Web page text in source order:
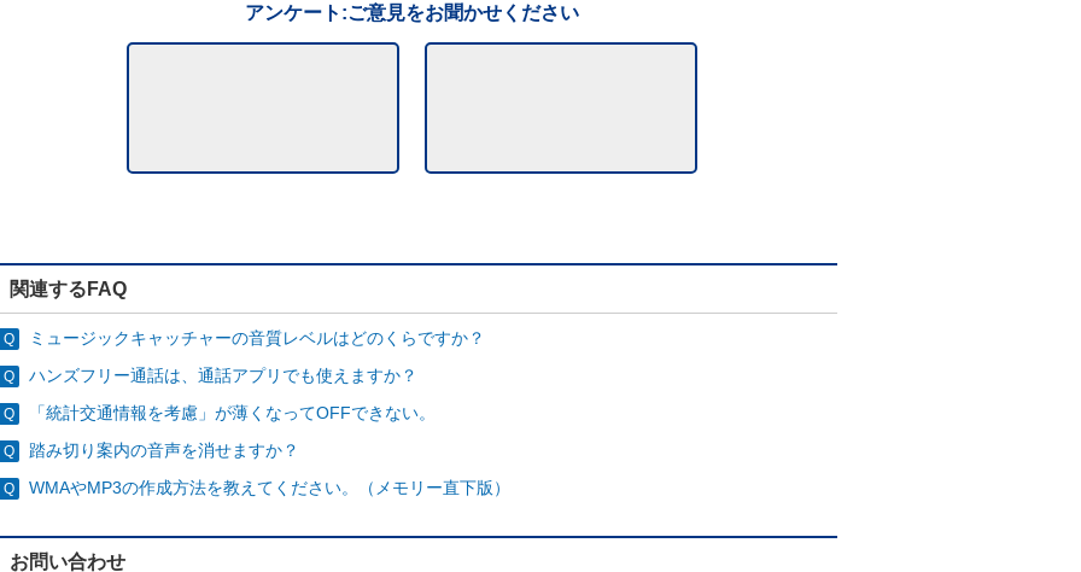
アンケート:ご意見をお聞かせください
関連するFAQ
ミュージックキャッチャーの音質レベルはどのくらですか？
ハンズフリー通話は、通話アプリでも使えますか？
「統計交通情報を考慮」が薄くなってOFFできない。
踏み切り案内の音声を消せますか？
WMAやMP3の作成方法を教えてください。（メモリー直下版）
お問い合わせ